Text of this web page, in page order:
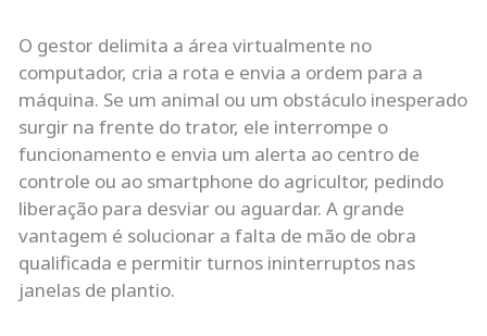
O gestor delimita a área virtualmente no
computador, cria a rota e envia a ordem para a
máquina. Se um animal ou um obstáculo inesperado
surgir na frente do trator, ele interrompe o
funcionamento e envia um alerta ao centro de
controle ou ao smartphone do agricultor, pedindo
liberação para desviar ou aguardar. A grande
vantagem é solucionar a falta de mão de obra
qualificada e permitir turnos ininterruptos nas
janelas de plantio.